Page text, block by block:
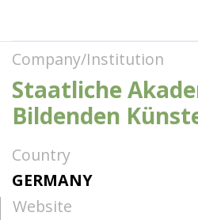
Company/Institution
Staatliche
Bildenden
Country
GERMANY
Website